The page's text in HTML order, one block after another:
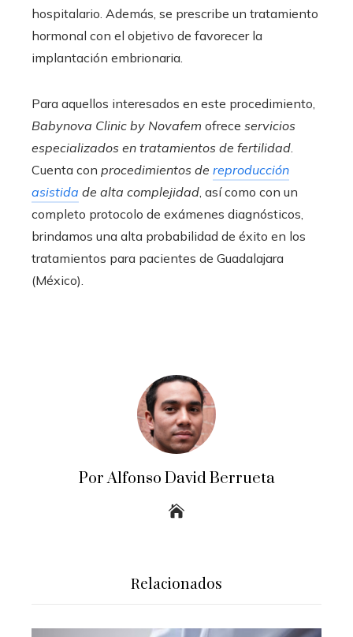
hospitalario. Además, se prescribe un tratamiento
hormonal con el objetivo de favorecer la
implantación embrionaria.
Para aquellos interesados en este procedimiento,
Babynova Clinic by Novafem ofrece servicios
especializados en tratamientos de fertilidad
Cuenta con procedimientos de reproducción
asistida de alta complejidad , así como con un
completo protocolo de exámenes diagnósticos,
brindamos una alta probabilidad de éxito en los
tratamientos para pacientes de Guadalajara
(México).
Por Alfonso David Berrueta
Relacionados